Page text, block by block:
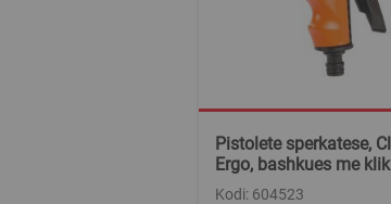
Pistolete sperkatese,
Ergo, bashkues me klik
Kodi: 604523